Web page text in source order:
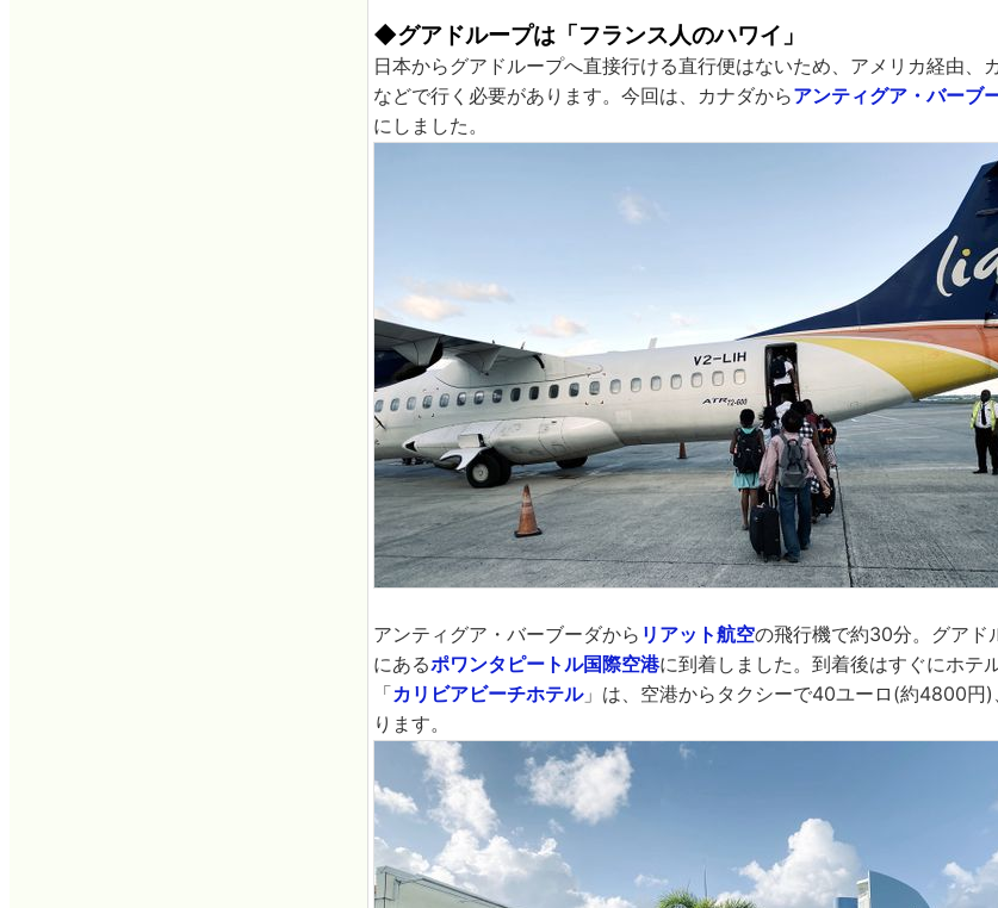
◆グアドループは「フランス人のハワイ」
日本からグアドループへ直接行ける直行便はないため、アメリカ経由、
などで行く必要があります。今回は、カナダからアンティグア・バーブ
にしました。
アンティグア・バーブーダから リアット航空の飛行機で約30分。グアド
にあるポワンタピートル国際空港に到着しました。到着後はすぐにホテ
「カリビアビーチホテル」は、空港からタクシーで40ユーロ(約4800円
ります。